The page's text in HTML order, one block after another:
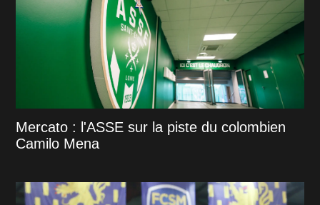
Mercato : l'ASSE sur la piste du colombien
Camilo Mena